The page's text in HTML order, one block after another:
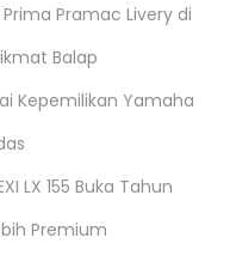
Pramac Livery di
Balap
Kepemilikan Yamaha
LX 155 Buka Tahun
Premium